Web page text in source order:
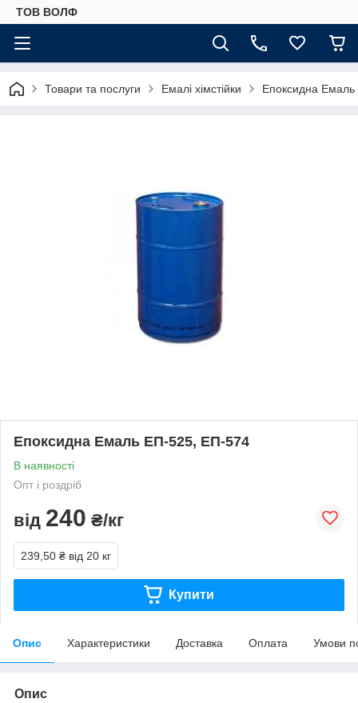
ТОВ ВОЛФ
Товари та послуги Емалі хімстійки Епоксидна
Епоксидна Емаль ЕП-525, ЕП-574
В наявності
Опт і роздріб
від 240 ₴/кг
239,50 ₴ від 20 кг
Купити
Опис Характеристики Доставка Оплата Умови
Опис